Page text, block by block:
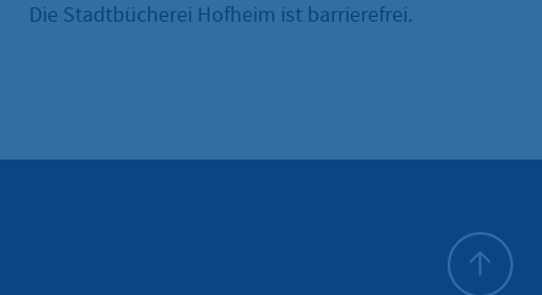
Die Stadtbücherei Hofheim ist barrierefrei.